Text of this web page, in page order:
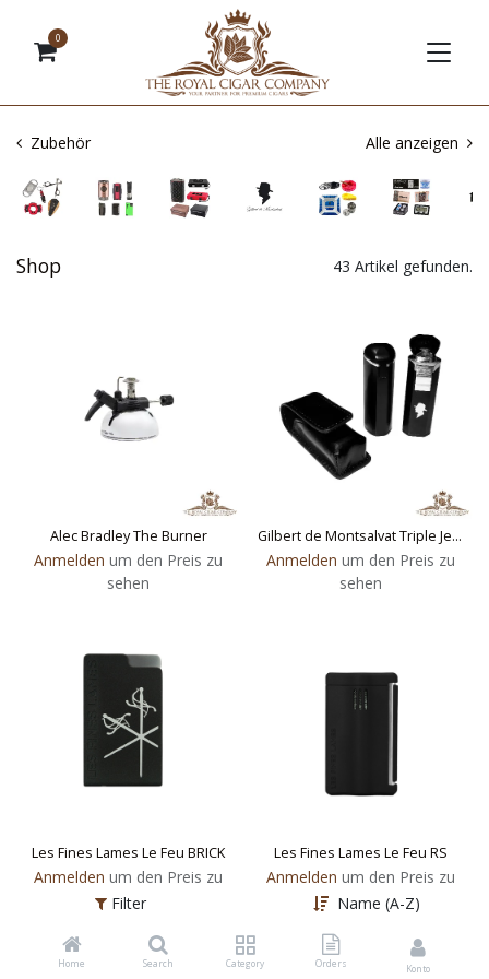
Filter Name (A-Z)
Home Search Category Orders Konto
0
Zubehör Alle anzeigen
Shop 43 Artikel gefunden.
Alec Bradley The Burner
Anmelden um den Preis zu
sehen
Gilbert de Montsalvat Triple Jetflame-Feuerzeug
Anmelden um den Preis zu
sehen
Les Fines Lames Le Feu BRICK
Anmelden um den Preis zu
sehen
Les Fines Lames Le Feu RS
Anmelden um den Preis zu
sehen